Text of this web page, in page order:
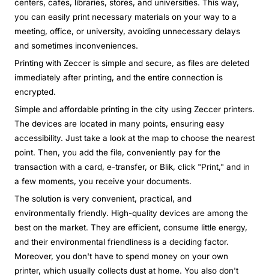
centers, cafes, libraries, stores, and universities. This way,
you can easily print necessary materials on your way to a
meeting, office, or university, avoiding unnecessary delays
and sometimes inconveniences.
Printing with Zeccer is simple and secure, as files are deleted
immediately after printing, and the entire connection is
encrypted.
Simple and affordable printing in the city using Zeccer printers.
The devices are located in many points, ensuring easy
accessibility. Just take a look at the map to choose the nearest
point. Then, you add the file, conveniently pay for the
transaction with a card, e-transfer, or Blik, click "Print," and in
a few moments, you receive your documents.
The solution is very convenient, practical, and
environmentally friendly. High-quality devices are among the
best on the market. They are efficient, consume little energy,
and their environmental friendliness is a deciding factor.
Moreover, you don't have to spend money on your own
printer, which usually collects dust at home. You also don't